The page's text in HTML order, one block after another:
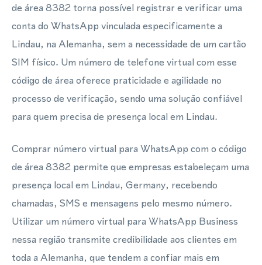
de área 8382 torna possível registrar e verificar uma
conta do WhatsApp vinculada especificamente a
Lindau, na Alemanha, sem a necessidade de um cartão
SIM físico. Um número de telefone virtual com esse
código de área oferece praticidade e agilidade no
processo de verificação, sendo uma solução confiável
para quem precisa de presença local em Lindau.
Comprar número virtual para WhatsApp com o código
de área 8382 permite que empresas estabeleçam uma
presença local em Lindau, Germany, recebendo
chamadas, SMS e mensagens pelo mesmo número.
Utilizar um número virtual para WhatsApp Business
nessa região transmite credibilidade aos clientes em
toda a Alemanha, que tendem a confiar mais em